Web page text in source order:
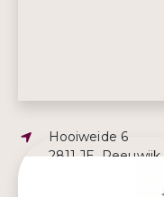
Adres:
Hooiweide 6
2811 JE, Reeuwijk